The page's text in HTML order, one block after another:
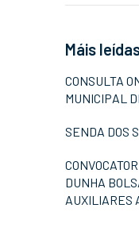
Máis
CONSULTA
MUNICIPAL
SENDA DOS
DUNHA
AUXILIARES